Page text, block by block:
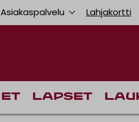
Asiakaspalvelu Lahjakortti
Lapset